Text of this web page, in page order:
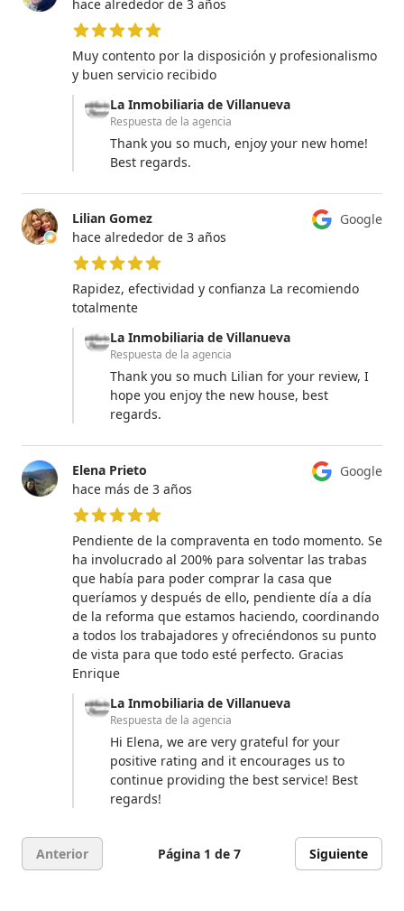
hace alrededor de 3 años
Muy contento por la disposición y profesionalismo
y buen servicio recibido
La Inmobiliaria de Villanueva
Respuesta de la agencia
Thank you so much, enjoy your new home!
Best regards.
Google
Lilian Gomez
hace alrededor de 3 años
5 de 5 estrellas
Rapidez, efectividad y confianza La recomiendo
totalmente
La Inmobiliaria de Villanueva
Respuesta de la agencia
Thank you so much Lilian for your review, I
hope you enjoy the new house, best
regards.
Google
Elena Prieto
hace más de 3 años
5 de 5 estrellas
Pendiente de la compraventa en todo momento. Se
ha involucrado al 200% para solventar las trabas
que había para poder comprar la casa que
queríamos y después de ello, pendiente día a día
de la reforma que estamos haciendo, coordinando
a todos los trabajadores y ofreciéndonos su punto
de vista para que todo esté perfecto. Gracias
Enrique
La Inmobiliaria de Villanueva
Respuesta de la agencia
Hi Elena, we are very grateful for your
positive rating and it encourages us to
continue providing the best service! Best
regards!
Anterior Página 1 de 7 Siguiente